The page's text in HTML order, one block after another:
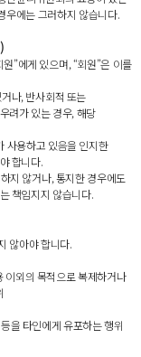
우에는 그러하지 않습니다.
”에게 있으며, “회원”은 이를
나, 반사회적 또는
려가 있는 경우, 해당
사용하고 있음을 인지한
합니다.
지 않거나, 통지한 경우에도
책임지지 않습니다.
않아야 합니다.
이외의 목적으로 복제하거나
을 타인에게 유포하는 행위